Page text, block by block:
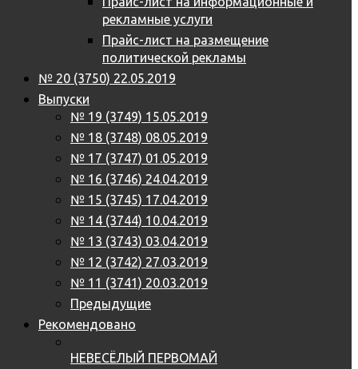
рекламные услуги
Прайс-лист на размещение
политической рекламы
№ 20 (3750) 22.05.2019
Выпуски
№ 19 (3749) 15.05.2019
№ 18 (3748) 08.05.2019
№ 17 (3747) 01.05.2019
№ 16 (3746) 24.04.2019
№ 15 (3745) 17.04.2019
№ 14 (3744) 10.04.2019
№ 13 (3743) 03.04.2019
№ 12 (3742) 27.03.2019
№ 11 (3741) 20.03.2019
Предыдущие
Рекомендовано
НЕВЕСЁЛЫЙ ПЕРВОМАЙ